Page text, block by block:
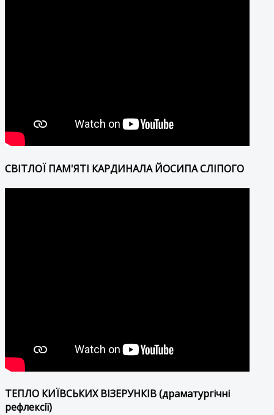
СВІТЛОЇ ПАМ'ЯТІ КАРДИНАЛА ЙОСИПА СЛІПОГО
ТЕПЛО КИЇВСЬКИХ ВІЗЕРУНКІВ (драматургічні
рефлексії)